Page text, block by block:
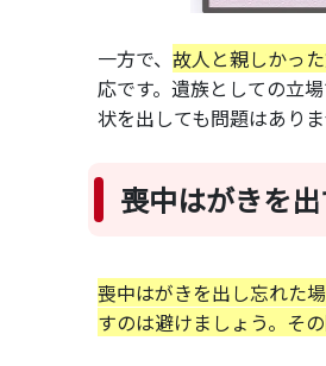
一方で、 故人と親しかっ
応です。遺族としての立
状を出しても問題はあり
喪中はがきを
喪中はがきを出し忘れた
すのは避けましょう。そ